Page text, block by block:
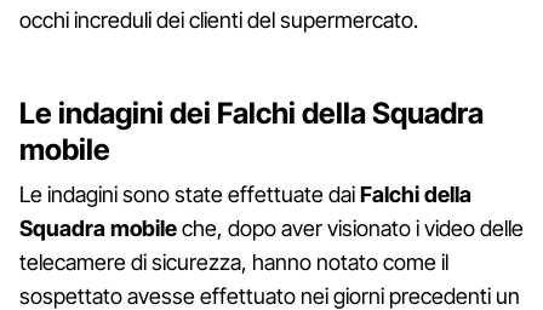
occhi increduli dei clienti del supermercato.
Le indagini dei Falchi della Squadra
mobile
Le indagini sono state effettuate daiFalchi della
Squadra mobileche, dopo aver visionato i video delle
telecamere di sicurezza, hanno notato come il
sospettato avesse effettuato nei giorni precedenti un